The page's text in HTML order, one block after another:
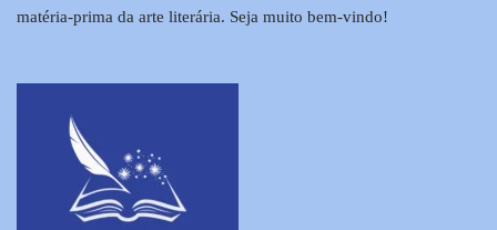
matéria-prima da arte literária. Seja muito bem-vindo!